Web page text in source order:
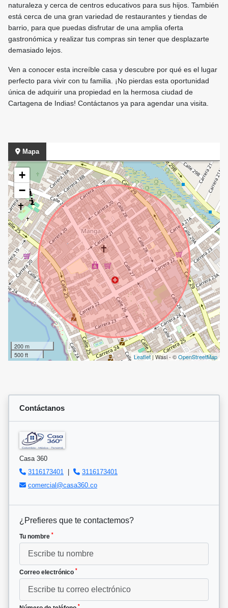
naturaleza y cerca de centros educativos para sus hijos. También
está cerca de una gran variedad de restaurantes y tiendas de
barrio, para que puedas disfrutar de una amplia oferta
gastronómica y realizar tus compras sin tener que desplazarte
demasiado lejos.
Ven a conocer esta increíble casa y descubre por qué es el lugar
perfecto para vivir con tu familia. ¡No pierdas esta oportunidad
única de adquirir una propiedad en la hermosa ciudad de
Cartagena de Indias! Contáctanos ya para agendar una visita.
Mapa
+
−
200 m
500 ft
Leaflet| Wasi - ©OpenStreetMap
Contáctanos
Casa 360
3116173401
|
3116173401
comercial@casa360.co
¿Prefieres que te contactemos?
Tu nombre *
Correo electrónico *
*